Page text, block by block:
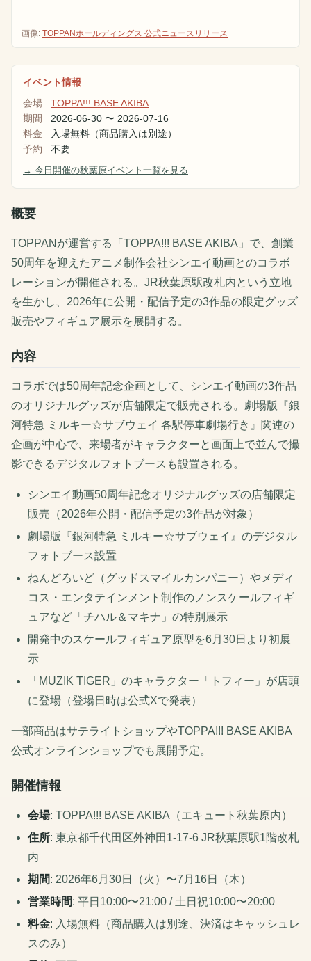
画像: TOPPANホールディングス 公式ニュースリリース
イベント情報
会場
TOPPA!!! BASE AKIBA
期間
2026-06-30 〜 2026-07-16
料金
入場無料（商品購入は別途）
予約
不要
→ 今日開催の秋葉原イベント一覧を見る
概要
TOPPANが運営する「TOPPA!!! BASE AKIBA」で、創業
50周年を迎えたアニメ制作会社シンエイ動画とのコラボ
レーションが開催される。JR秋葉原駅改札内という立地
を生かし、2026年に公開・配信予定の3作品の限定グッズ
販売やフィギュア展示を展開する。
内容
コラボでは50周年記念企画として、シンエイ動画の3作品
のオリジナルグッズが店舗限定で販売される。劇場版『銀
河特急 ミルキー☆サブウェイ 各駅停車劇場行き』関連の
企画が中心で、来場者がキャラクターと画面上で並んで撮
影できるデジタルフォトブースも設置される。
シンエイ動画50周年記念オリジナルグッズの店舗限定
販売（2026年公開・配信予定の3作品が対象）
劇場版『銀河特急 ミルキー☆サブウェイ』のデジタル
フォトブース設置
ねんどろいど（グッドスマイルカンパニー）やメディ
コス・エンタテインメント制作のノンスケールフィギ
ュアなど「チハル＆マキナ」の特別展示
開発中のスケールフィギュア原型を6月30日より初展
示
「MUZIK TIGER」のキャラクター「トフィー」が店頭
に登場（登場日時は公式Xで発表）
一部商品はサテライトショップやTOPPA!!! BASE AKIBA
公式オンラインショップでも展開予定。
開催情報
会場: TOPPA!!! BASE AKIBA（エキュート秋葉原内）
住所: 東京都千代田区外神田1-17-6 JR秋葉原駅1階改札
内
期間: 2026年6月30日（火）〜7月16日（木）
営業時間: 平日10:00〜21:00 / 土日祝10:00〜20:00
料金: 入場無料（商品購入は別途、決済はキャッシュレ
スのみ）